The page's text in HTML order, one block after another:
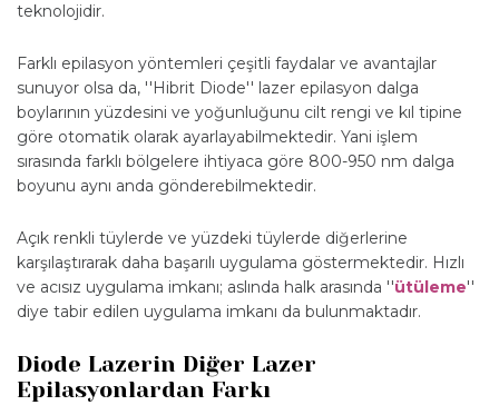
teknolojidir.
Farklı epilasyon yöntemleri çeşitli faydalar ve avantajlar
sunuyor olsa da, ''Hibrit Diode'' lazer epilasyon dalga
boylarının yüzdesini ve yoğunluğunu cilt rengi ve kıl tipine
göre otomatik olarak ayarlayabilmektedir. Yani işlem
sırasında farklı bölgelere ihtiyaca göre 800-950 nm dalga
boyunu aynı anda gönderebilmektedir.
Açık renkli tüylerde ve yüzdeki tüylerde diğerlerine
karşılaştırarak daha başarılı uygulama göstermektedir. Hızlı
ve acısız uygulama imkanı; aslında halk arasında ''ütüleme''
diye tabir edilen uygulama imkanı da bulunmaktadır.
Diode Lazerin Diğer Lazer
Epilasyonlardan Farkı